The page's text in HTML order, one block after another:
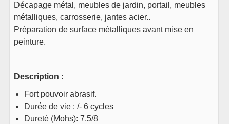
Décapage métal, meubles de jardin, portail, meubles
métalliques, carrosserie, jantes acier..
Préparation de surface métalliques avant mise en
peinture.
Description :
Fort pouvoir abrasif.
Durée de vie : /- 6 cycles
Dureté (Mohs): 7.5/8